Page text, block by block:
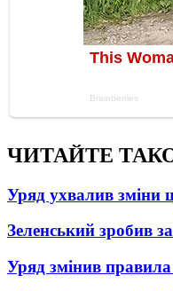
ЧИТАЙТЕ
Уряд ухвалив зміни
Зеленський зробив
Уряд змінив